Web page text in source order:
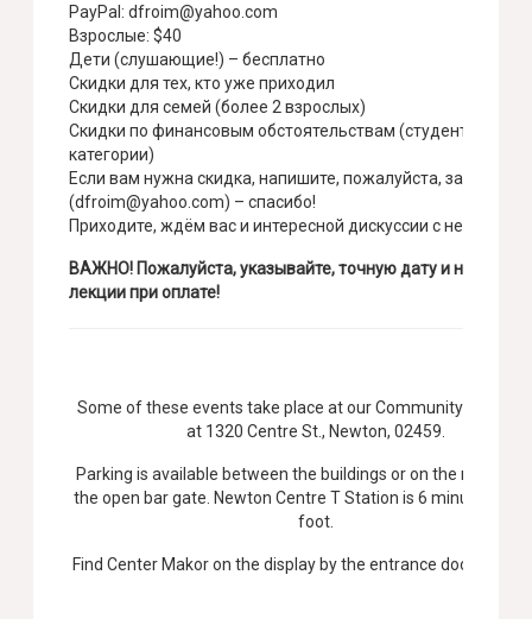
PayPal: dfroim@yahoo.com
Взрослые: $40
Дети (слушающие!) – бесплатно
Скидки для тех, кто уже приходил
Скидки для семей (более 2 взрослых)
Скидки по финансовым обстоятельствам (студенты, и
категории)
Если вам нужна скидка, напишите, пожалуйста, заранее
(dfroim@yahoo.com) – спасибо!
Приходите, ждём вас и интересной дискуссии с
ВАЖНО! Пожалуйста, указывайте, точную дату и название
лекции при оплате!
Some of these events take place at our Community Hub
at 1320 Centre St., Newton, 02459.
Parking is available between the buildings or on the ramp
the open bar gate. Newton Centre T Station is 6 minutes
foot.
Find Center Makor on the display by the entrance door and